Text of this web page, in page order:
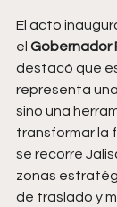
El acto
el Gobernador
destacó que
representa
sino una
transformar la
se recorre
zonas
de traslado y